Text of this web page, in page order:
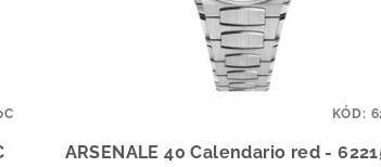
ARSENALE 40 Calendario red -
KÓD: